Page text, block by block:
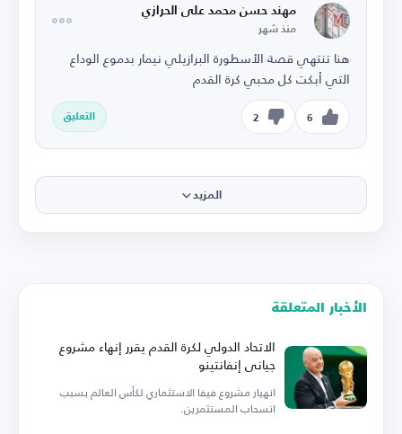
مهند حسن محمد على الحرازي
منذ شهر
هنا تنتهي قصة الأسطورة البرازيلي نيمار بدموع الوداع
التي أبكت كل محبي كرة القدم
6
2 التعليق
المزيد
الأخبار المتعلقة
الاتحاد الدولي لكرة القدم يقرر إنهاء مشروع
جياني إنفانتينو
انهيار مشروع فيفا الاستثماري لكأس العالم بسبب
انسحاب المستثمرين.